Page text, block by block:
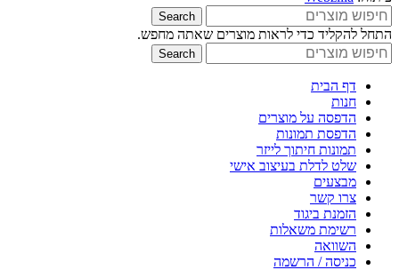
Search
התחל להקליד כדי לראות מוצרים שאתה מחפש.
Search
דף הבית
חנות
הדפסה על מוצרים
הדפסת תמונות
תמונות חיתוך לייזר
שלט לדלת בעיצוב אישי
מבצעים
צרו קשר
הזמנת ביגוד
רשימת משאלות
השוואה
כניסה / הרשמה